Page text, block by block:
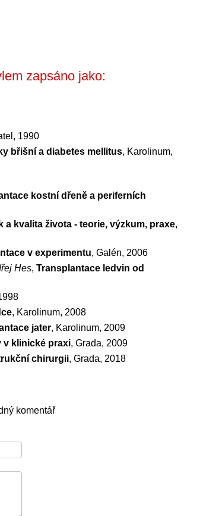
zapsáno jako:
1990
břišní a diabetes mellitus, Karolinum,
kostní dřeně a periferních
kvalita života - teorie, výzkum, praxe,
v experimentu, Galén, 2006
Hes, Transplantace ledvin od
, Karolinum, 2008
jater, Karolinum, 2009
v klinické praxi, Grada, 2009
chirurgii, Grada, 2018
komentář